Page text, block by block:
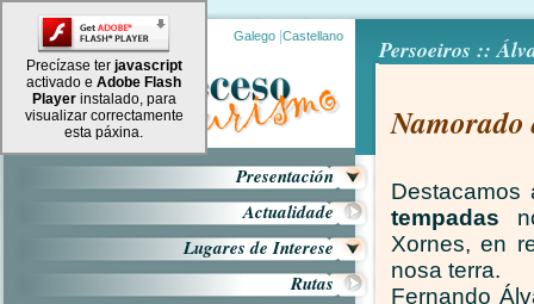
Precízase ter javascript
activado e Adobe Flash
Playerinstalado, para
visualizar correctamente
esta páxina.
Galego Castellano
Presentación
Actualidade
Lugares de Interese
Rutas
Persoeiros ::
Namorado
tempadas
Xornes, en
nosa terra.
Fernando